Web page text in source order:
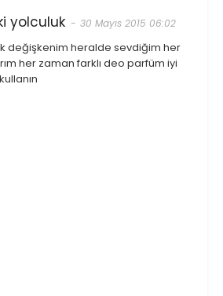
yolculuk 30 Mayıs 2015 06:02
değişkenim heralde sevdiğim her
her zaman farklı deo parfüm iyi